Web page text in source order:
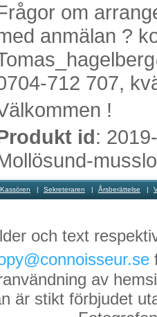
om
anmälan ?
712 707,
!
id:
Kassören Sekreteraren Årsberättelse
och text
av
är stikt förbjudet